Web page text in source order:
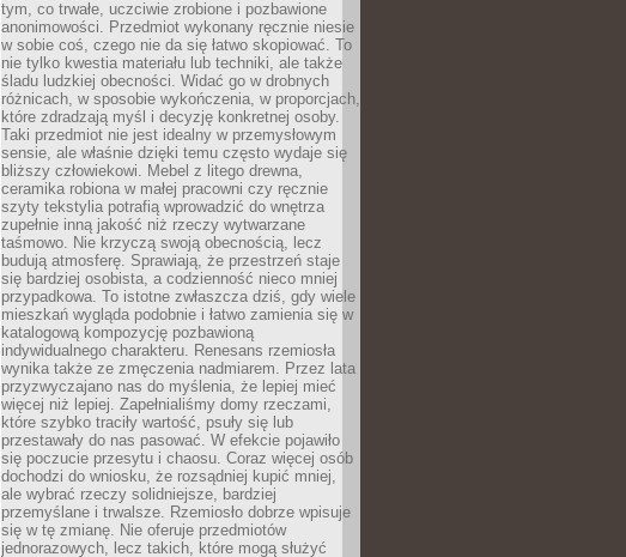
tym, co trwałe, uczciwie zrobione i pozbawione
anonimowości. Przedmiot wykonany ręcznie niesie
w sobie coś, czego nie da się łatwo skopiować. To
nie tylko kwestia materiału lub techniki, ale także
śladu ludzkiej obecności. Widać go w drobnych
różnicach, w sposobie wykończenia, w proporcjach,
które zdradzają myśl i decyzję konkretnej osoby.
Taki przedmiot nie jest idealny w przemysłowym
sensie, ale właśnie dzięki temu często wydaje się
bliższy człowiekowi. Mebel z litego drewna,
ceramika robiona w małej pracowni czy ręcznie
szyty tekstylia potrafią wprowadzić do wnętrza
zupełnie inną jakość niż rzeczy wytwarzane
taśmowo. Nie krzyczą swoją obecnością, lecz
budują atmosferę. Sprawiają, że przestrzeń staje
się bardziej osobista, a codzienność nieco mniej
przypadkowa. To istotne zwłaszcza dziś, gdy wiele
mieszkań wygląda podobnie i łatwo zamienia się w
katalogową kompozycję pozbawioną
indywidualnego charakteru. Renesans rzemiosła
wynika także ze zmęczenia nadmiarem. Przez lata
przyzwyczajano nas do myślenia, że lepiej mieć
więcej niż lepiej. Zapełnialiśmy domy rzeczami,
które szybko traciły wartość, psuły się lub
przestawały do nas pasować. W efekcie pojawiło
się poczucie przesytu i chaosu. Coraz więcej osób
dochodzi do wniosku, że rozsądniej kupić mniej,
ale wybrać rzeczy solidniejsze, bardziej
przemyślane i trwalsze. Rzemiosło dobrze wpisuje
się w tę zmianę. Nie oferuje przedmiotów
jednorazowych, lecz takich, które mogą służyć